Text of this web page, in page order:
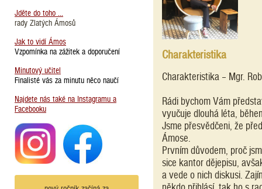
Jděte do toho ...
rady Zlatých Ámosů
Jak to vidí Ámos
Vzpomínka na zážitek a doporučení
Minutový učitel
Finalisté vás za minutu něco naučí
Najdete nás také na Instagramu a
Facebooku
Charakteristika
Charakteristika – Mgr.
Rádi bychom Vám
vyučuje dlouhá léta,
Jsme přesvědčeni, že
Ámose.
Prvním důvodem, proč
sice kantor dějepisu,
a vede o nich diskusi.